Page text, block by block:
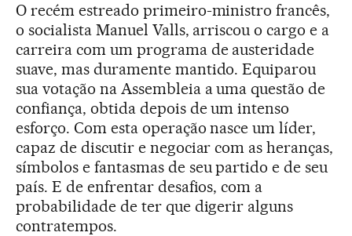
O recém estreado primeiro-ministro francês,
o socialista Manuel Valls, arriscou o cargo e a
carreira com um programa de austeridade
suave, mas duramente mantido. Equiparou
sua votação na Assembleia a uma questão de
confiança, obtida depois de um intenso
esforço. Com esta operação nasce um líder,
capaz de discutir e negociar com as heranças,
símbolos e fantasmas de seu partido e de seu
país. E de enfrentar desafios, com a
probabilidade de ter que digerir alguns
contratempos.